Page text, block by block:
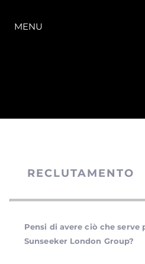
MENU
RECLUTAMENTO
Pensi di avere ciò che serve
Sunseeker London Group?